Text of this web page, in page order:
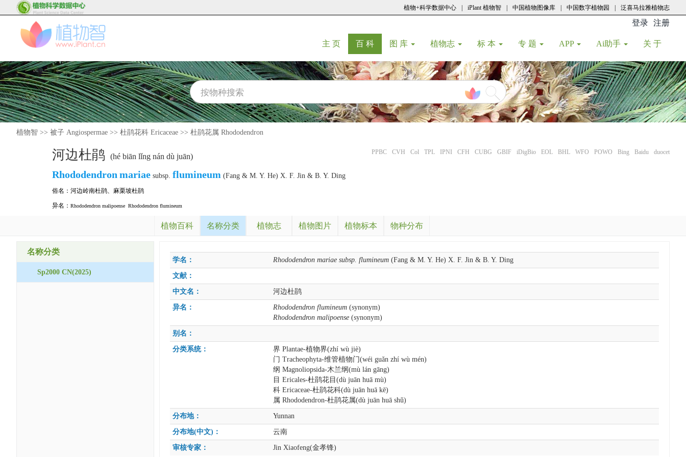
植物+科学数据中心 iPlant 植物智 中国植物图像库 中国数字植物园 泛喜马拉雅植物志
登录 注册
主 页(current)
百 科(current)
图 库 植物志 标 本 专 题 APP Ai助手 关 于
植物智 >> 被子 Angiospermae >> 杜鹃花科 Ericaceae >> 杜鹃花属 Rhododendron
河边杜鹃 (hé biān lǐng nán dù juān) PPBC CVH Col TPL IPNI CFH CUBG GBIF iDigBio EOL BHL WFO POWO Bing Baidu duocet
Rhododendron mariae subsp. flumineum (Fang & M. Y. He) X. F. Jin & B. Y. Ding
俗名： 河边岭南杜鹃、 麻栗坡杜鹃
异名： Rhododendron malipoense Rhododendron flumineum
植物百科 名称分类 植物志 植物图片 植物标本 物种分布
名称分类
Sp2000 CN(2025)
学名： Rhododendron mariae subsp. flumineum (Fang & M. Y. He) X. F. Jin & B. Y. Ding
文献：
中文名： 河边杜鹃
异名： Rhododendron flumineum (synonym)
Rhododendron malipoense (synonym)
别名：
分类系统：
界 Plantae-植物界(zhí wù jiè)
门 Tracheophyta-维管植物门(wéi guǎn zhí wù mén)
纲 Magnoliopsida-木兰纲(mù lán gāng)
目 Ericales-杜鹃花目(dù juān huā mù)
科 Ericaceae-杜鹃花科(dù juān huā kē)
属 Rhododendron-杜鹃花属(dù juān huā shǔ)
分布地： Yunnan
分布地(中文)： 云南
审核专家： Jin Xiaofeng(金孝锋)